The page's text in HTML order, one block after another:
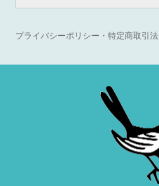
プライバシーポリシー・特定商取引法